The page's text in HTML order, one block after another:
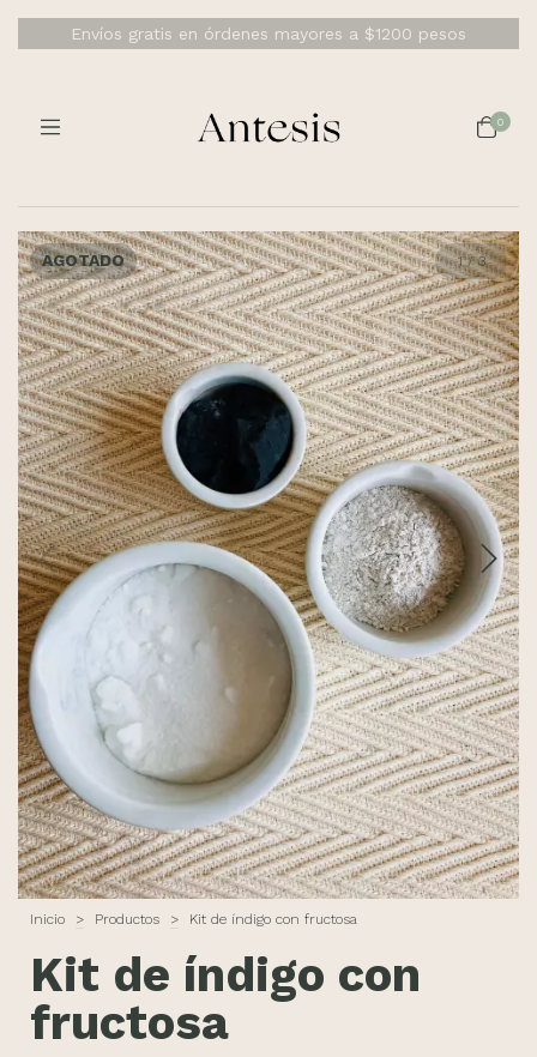
Envíos gratis en órdenes mayores a $1200 pesos
0
AGOTADO 1/3
Inicio > Productos > Kit de índigo con fructosa
Kit de índigo con
fructosa